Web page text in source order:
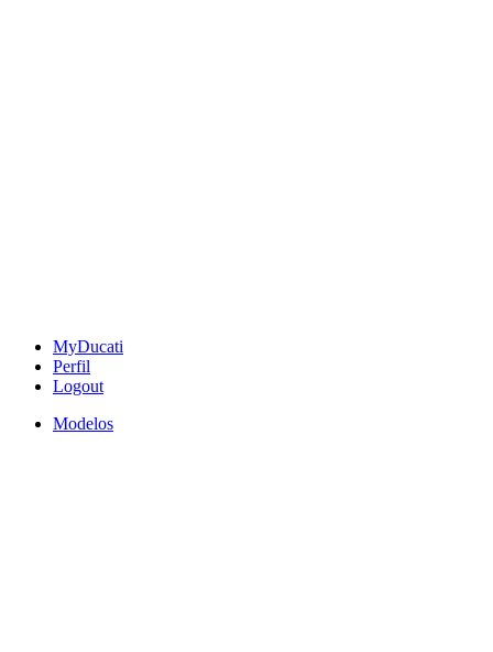
MyDucati
Perfil
Logout
Modelos